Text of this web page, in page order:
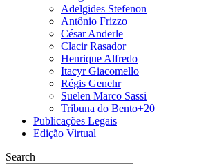
Adelgides Stefenon
Antônio Frizzo
César Anderle
Clacir Rasador
Henrique Alfredo
Itacyr Giacomello
Régis Genehr
Suelen Marco Sassi
Tribuna do Bento+20
Publicações Legais
Edição Virtual
Search